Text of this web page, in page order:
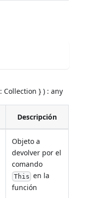
: Collection } ) : any
Descripción
Objeto a
devolver por el
comando
This en la
función